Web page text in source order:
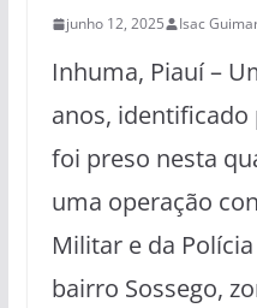
junho 12, 2025 Isac
Inhuma, Piauí –
anos, identificado
foi preso nesta
uma operação
Militar e da
bairro Sossego,